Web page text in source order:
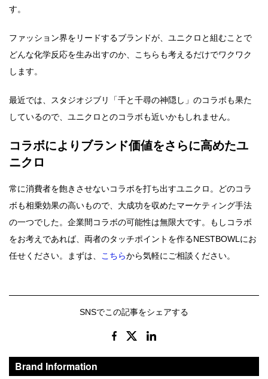
す。
ファッション界をリードするブランドが、ユニクロと組むことで
どんな化学反応を生み出すのか、こちらも考えるだけでワクワク
します。
最近では、スタジオジブリ「千と千尋の神隠し」のコラボも果た
しているので、ユニクロとのコラボも近いかもしれません。
コラボによりブランド価値をさらに高めたユ
ニクロ
常に消費者を飽きさせないコラボを打ち出すユニクロ。どのコラ
ボも相乗効果の高いもので、大成功を収めたマーケティング手法
の一つでした。企業間コラボの可能性は無限大です。もしコラボ
をお考えであれば、両者のタッチポイントを作るNESTBOWLにお
任せください。まずは、
こちらから気軽にご相談ください。
SNSでこの記事をシェアする
Brand Information